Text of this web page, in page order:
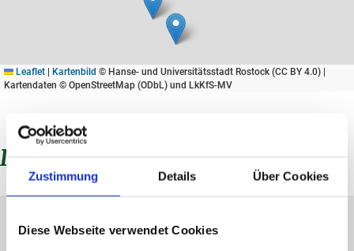
Zustimmung Details Über Cookies
Diese Webseite verwendet Cookies
Leaflet Kartenbild © Hanse- und Universitätsstadt Rostock (CC BY 4.0) |
Kartendaten © OpenStreetMap (ODbL) und LkKfS-MV
Das könnte Sie interessieren...